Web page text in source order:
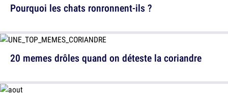
Pourquoi les chats ronronnent-ils ?
20 memes drôles quand on déteste la coriandre